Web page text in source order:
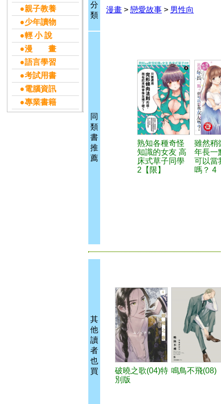
●親子教養
●少年讀物
●輕 小 說
●漫 畫
●語言學習
●考試用書
●電腦資訊
●專業書籍
分
類
漫畫 > 戀愛故事 > 男性向
同
類
書
推
薦
熟知各種奇怪
知識的女友 高
床式草子同學
2【限】
雖然稍
年長一
可以當
嗎？ 4
其
他
讀
者
也
買
破曉之歌(04)特
別版
鳴鳥不飛(08)